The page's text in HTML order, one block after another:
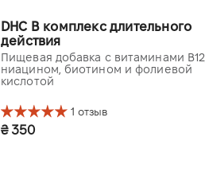
DHC B комплекс длительного
действия
Пищевая добавка с витаминами
ниацином, биотином и фолиевой
кислотой
1 отзыв
₴ 350